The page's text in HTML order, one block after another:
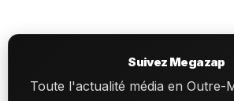
Suivez Megazap
Toute l'actualité média en Outre-